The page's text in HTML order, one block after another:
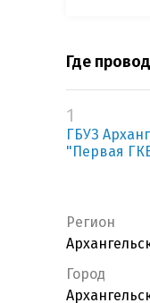
Где
1
ГБУЗ
"Первая
Регион
Город